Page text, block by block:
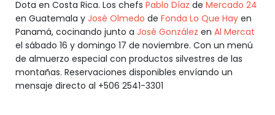
Dota en Costa Rica. Los chefs Pablo Díaz de Mercado 24
en Guatemala y José Olmedo de Fonda Lo Que Hay en
Panamá, cocinando junto a José González en Al Mercat
el sábado 16 y domingo 17 de noviembre. Con un menú
de almuerzo especial con productos silvestres de las
montañas. Reservaciones disponibles envíando un
mensaje directo al +506 2541-3301